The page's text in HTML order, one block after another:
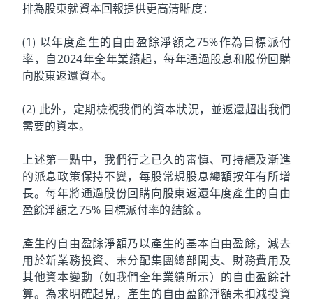
排為股東就資本回報提供更高清晰度：
(1) 以年度產生的自由盈餘淨額之75%作為目標派付
率，自2024年全年業績起，每年通過股息和股份回購
向股東返還資本。
(2) 此外，定期檢視我們的資本狀況，並返還超出我們
需要的資本。
上述第一點中，我們行之已久的審慎、可持續及漸進
的派息政策保持不變，每股常規股息總額按年有所增
長。每年將通過股份回購向股東返還年度產生的自由
盈餘淨額之75% 目標派付率的結餘 。
產生的自由盈餘淨額乃以產生的基本自由盈餘，減去
用於新業務投資、未分配集團總部開支、財務費用及
其他資本變動（如我們全年業績所示）的自由盈餘計
算。為求明確起見，產生的自由盈餘淨額未扣減投資